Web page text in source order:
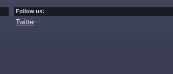
Follow us:
Twitter